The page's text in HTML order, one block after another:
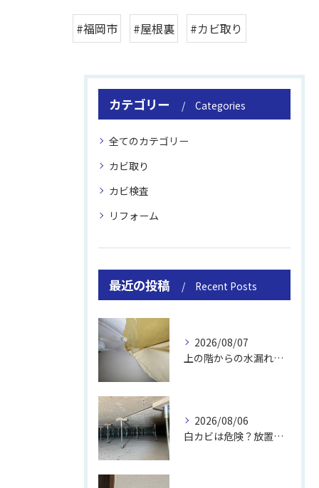
#福岡市 #屋根裏 #カビ取り
カテゴリー Categories
全てのカテゴリー
カビ取り
カビ検査
リフォーム
最近の投稿 Recent Posts
2026/08/07
上の階からの水漏れでカビ｜対処法と業者
2026/08/06
白カビは危険？放置のリスクと取り方